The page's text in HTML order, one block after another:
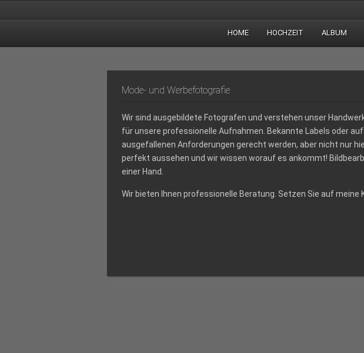
HOME HOCHZEIT ALBUM
Mode- und Werbefotografie
Wir sind ausgebildete Fotografen und verstehen unser
für unsere professionelle Aufnahmen. Bekannte Labels oder
ausgefallenen Anforderungen gerecht werden, aber nicht nur
perfekt aussehen und wir wissen worauf es ankommt!
einer Hand.
Wir bieten Ihnen professionelle Beratung. Setzen Sie auf meine